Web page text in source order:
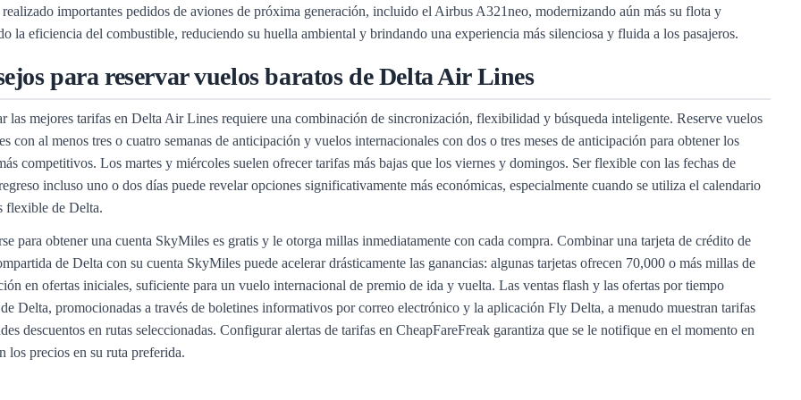
importantes pedidos de aviones de próxima generación, incluido el Airbus A321neo, modernizando aún más su flota y
la eficiencia del combustible, reduciendo su huella ambiental y brindando una experiencia más silenciosa y fluida a los pasajeros.
para reservar vuelos baratos de Delta Air Lines
las mejores tarifas en Delta Air Lines requiere una combinación de sincronización, flexibilidad y búsqueda inteligente. Reserve vuelos
con al menos tres o cuatro semanas de anticipación y vuelos internacionales con dos o tres meses de anticipación para obtener los
competitivos. Los martes y miércoles suelen ofrecer tarifas más bajas que los viernes y domingos. Ser flexible con las fechas de
incluso uno o dos días puede revelar opciones significativamente más económicas, especialmente cuando se utiliza el calendario
flexible de Delta.
para obtener una cuenta SkyMiles es gratis y le otorga millas inmediatamente con cada compra. Combinar una tarjeta de crédito de
de Delta con su cuenta SkyMiles puede acelerar drásticamente las ganancias: algunas tarjetas ofrecen 70,000 o más millas de
en ofertas iniciales, suficiente para un vuelo internacional de premio de ida y vuelta. Las ventas flash y las ofertas por tiempo
Delta, promocionadas a través de boletines informativos por correo electrónico y la aplicación Fly Delta, a menudo muestran tarifas
descuentos en rutas seleccionadas. Configurar alertas de tarifas en CheapFareFreak garantiza que se le notifique en el momento en
los precios en su ruta preferida.